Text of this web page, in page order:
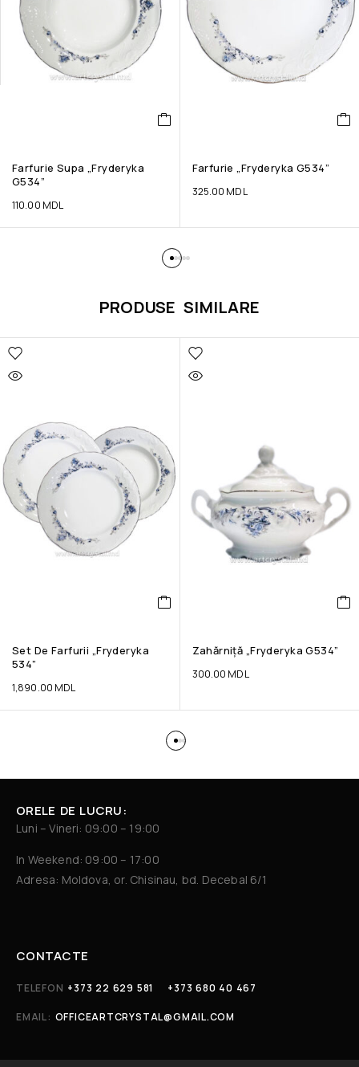
Farfurie Supa „Fryderyka
G534”
110.00 MDL
Farfurie „Fryderyka G534”
325.00 MDL
PRODUSE SIMILARE
Set De Farfurii „Fryderyka
534”
1,890.00 MDL
Zahărniță „Fryderyka G534”
300.00 MDL
ORELE DE LUCRU:
Luni – Vineri: 09:00 – 19:00
In Weekend: 09:00 – 17:00
Adresa: Moldova, or. Chisinau, bd. Decebal 6/1
CONTACTE
TELEFON +373 22 629 581 +373 680 40 467
EMAIL: OFFICEARTCRYSTAL@GMAIL.COM